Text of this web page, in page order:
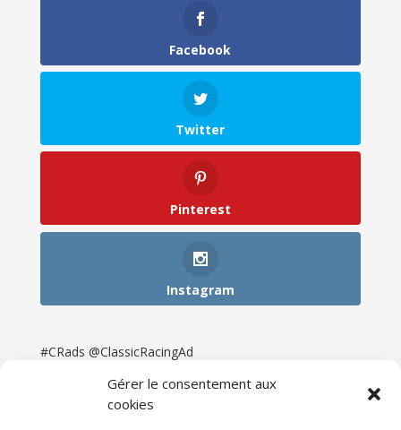
Gérer le consentement aux
cookies
Facebook
Twitter
Pinterest
Instagram
#CRads @ClassicRacingAd